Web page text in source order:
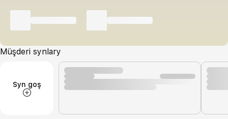
Müşderi synlary
Syn goş